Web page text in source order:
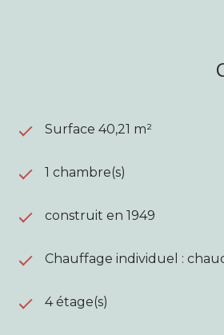
Surface 40,21 m²
1 chambre(s)
construit en 1949
Chauffage individuel :
4 étage(s)